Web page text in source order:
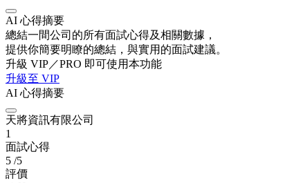
AI 心得摘要
總結一間公司的所有面試心得及相關數據，
提供你簡要明瞭的總結，與實用的面試建議。
升級 VIP／PRO 即可使用本功能
升級至 VIP
AI 心得摘要
天將資訊有限公司
1
面試心得
5 /5
評價